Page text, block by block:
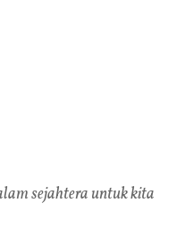
sejahtera untuk kita